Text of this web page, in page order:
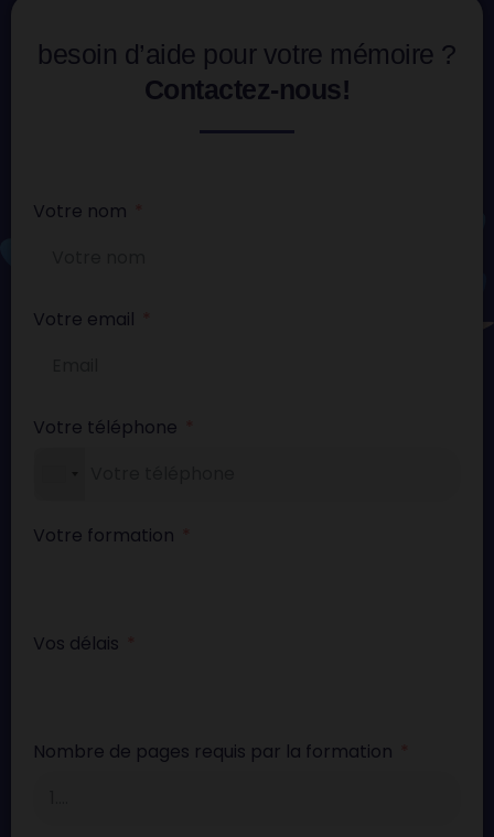
besoin d’aide pour votre mémoire ?
Contactez-nous!
Votre nom
Votre email
Votre téléphone
Votre formation
Vos délais
Nombre de pages requis par la formation